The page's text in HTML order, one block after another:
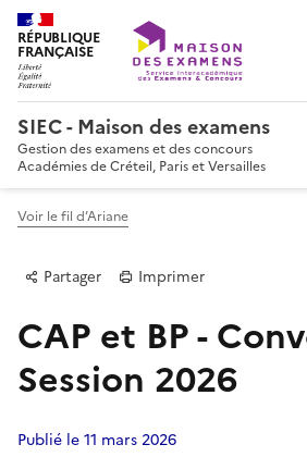
RÉPUBLIQUE
FRANÇAISE
SIEC - Maison des examens
Gestion des examens et des concours
Académies de Créteil, Paris et Versailles
Voir le fil d’Ariane
Partager Imprimer
CAP et BP -
Session 2026
Publié le 11 mars 2026